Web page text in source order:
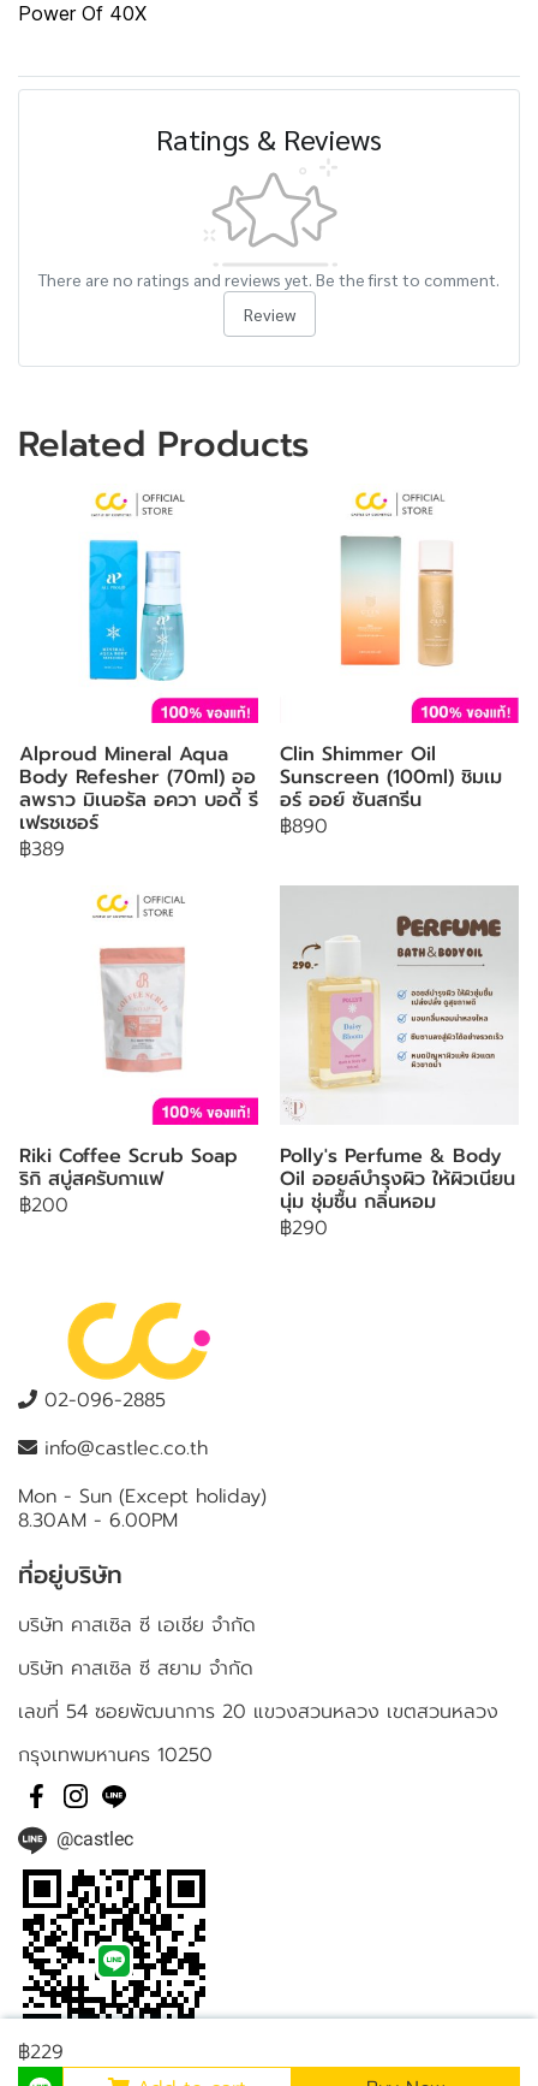
Power Of 40X
Ratings & Reviews
There are no ratings and reviews yet. Be the first to comment.
Review
Related Products
Alproud Mineral Aqua
Body Refesher (70ml) ออ
ลพราว มิเนอรัล อควา บอดี้ รี
เฟรชเชอร์
฿389
Clin Shimmer Oil
Sunscreen (100ml) ชิมเม
อร์ ออย์ ซันสกรีน
฿890
Riki Coffee Scrub Soap
ริกิ สบู่สครับกาแฟ
฿200
Polly's Perfume & Body
Oil ออยล์บำรุงผิว ให้ผิวเนียน
นุ่ม ชุ่มชื้น กลิ่นหอม
฿290
฿229
02-096-2885
info@castlec.co.th
Mon - Sun (Except holiday)
8.30AM - 6.00PM
ที่อยู่บริษัท
บริษัท คาสเซิล ซี เอเชีย จำกัด
บริษัท คาสเซิล ซี สยาม จำกัด
เลขที่ 54 ซอยพัฒนาการ 20 แขวงสวนหลวง เขตสวนหลวง
กรุงเทพมหานคร 10250
@castlec